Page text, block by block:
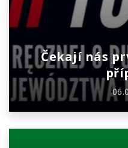
Čekají nás